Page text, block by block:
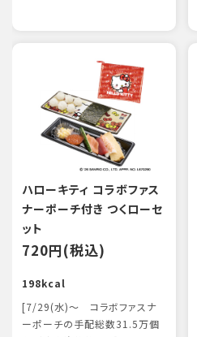
ハローキティ コラボファス
ナーポーチ付き つくローセ
ット
720円(税込)
198kcal
[7/29(水)～ コラボファスナ
ーポーチの手配総数31.5万個